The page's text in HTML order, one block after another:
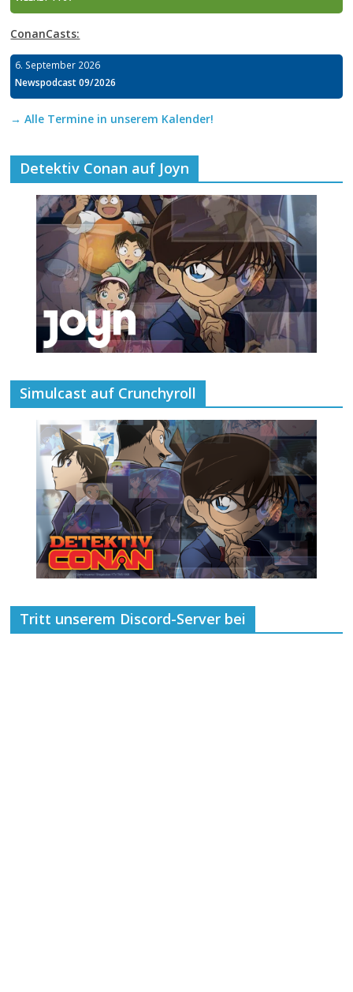
ConanCasts:
6. September 2026
Newspodcast 09/2026
→ Alle Termine in unserem Kalender!
Detektiv Conan auf Joyn
Simulcast auf Crunchyroll
Tritt unserem Discord-Server bei